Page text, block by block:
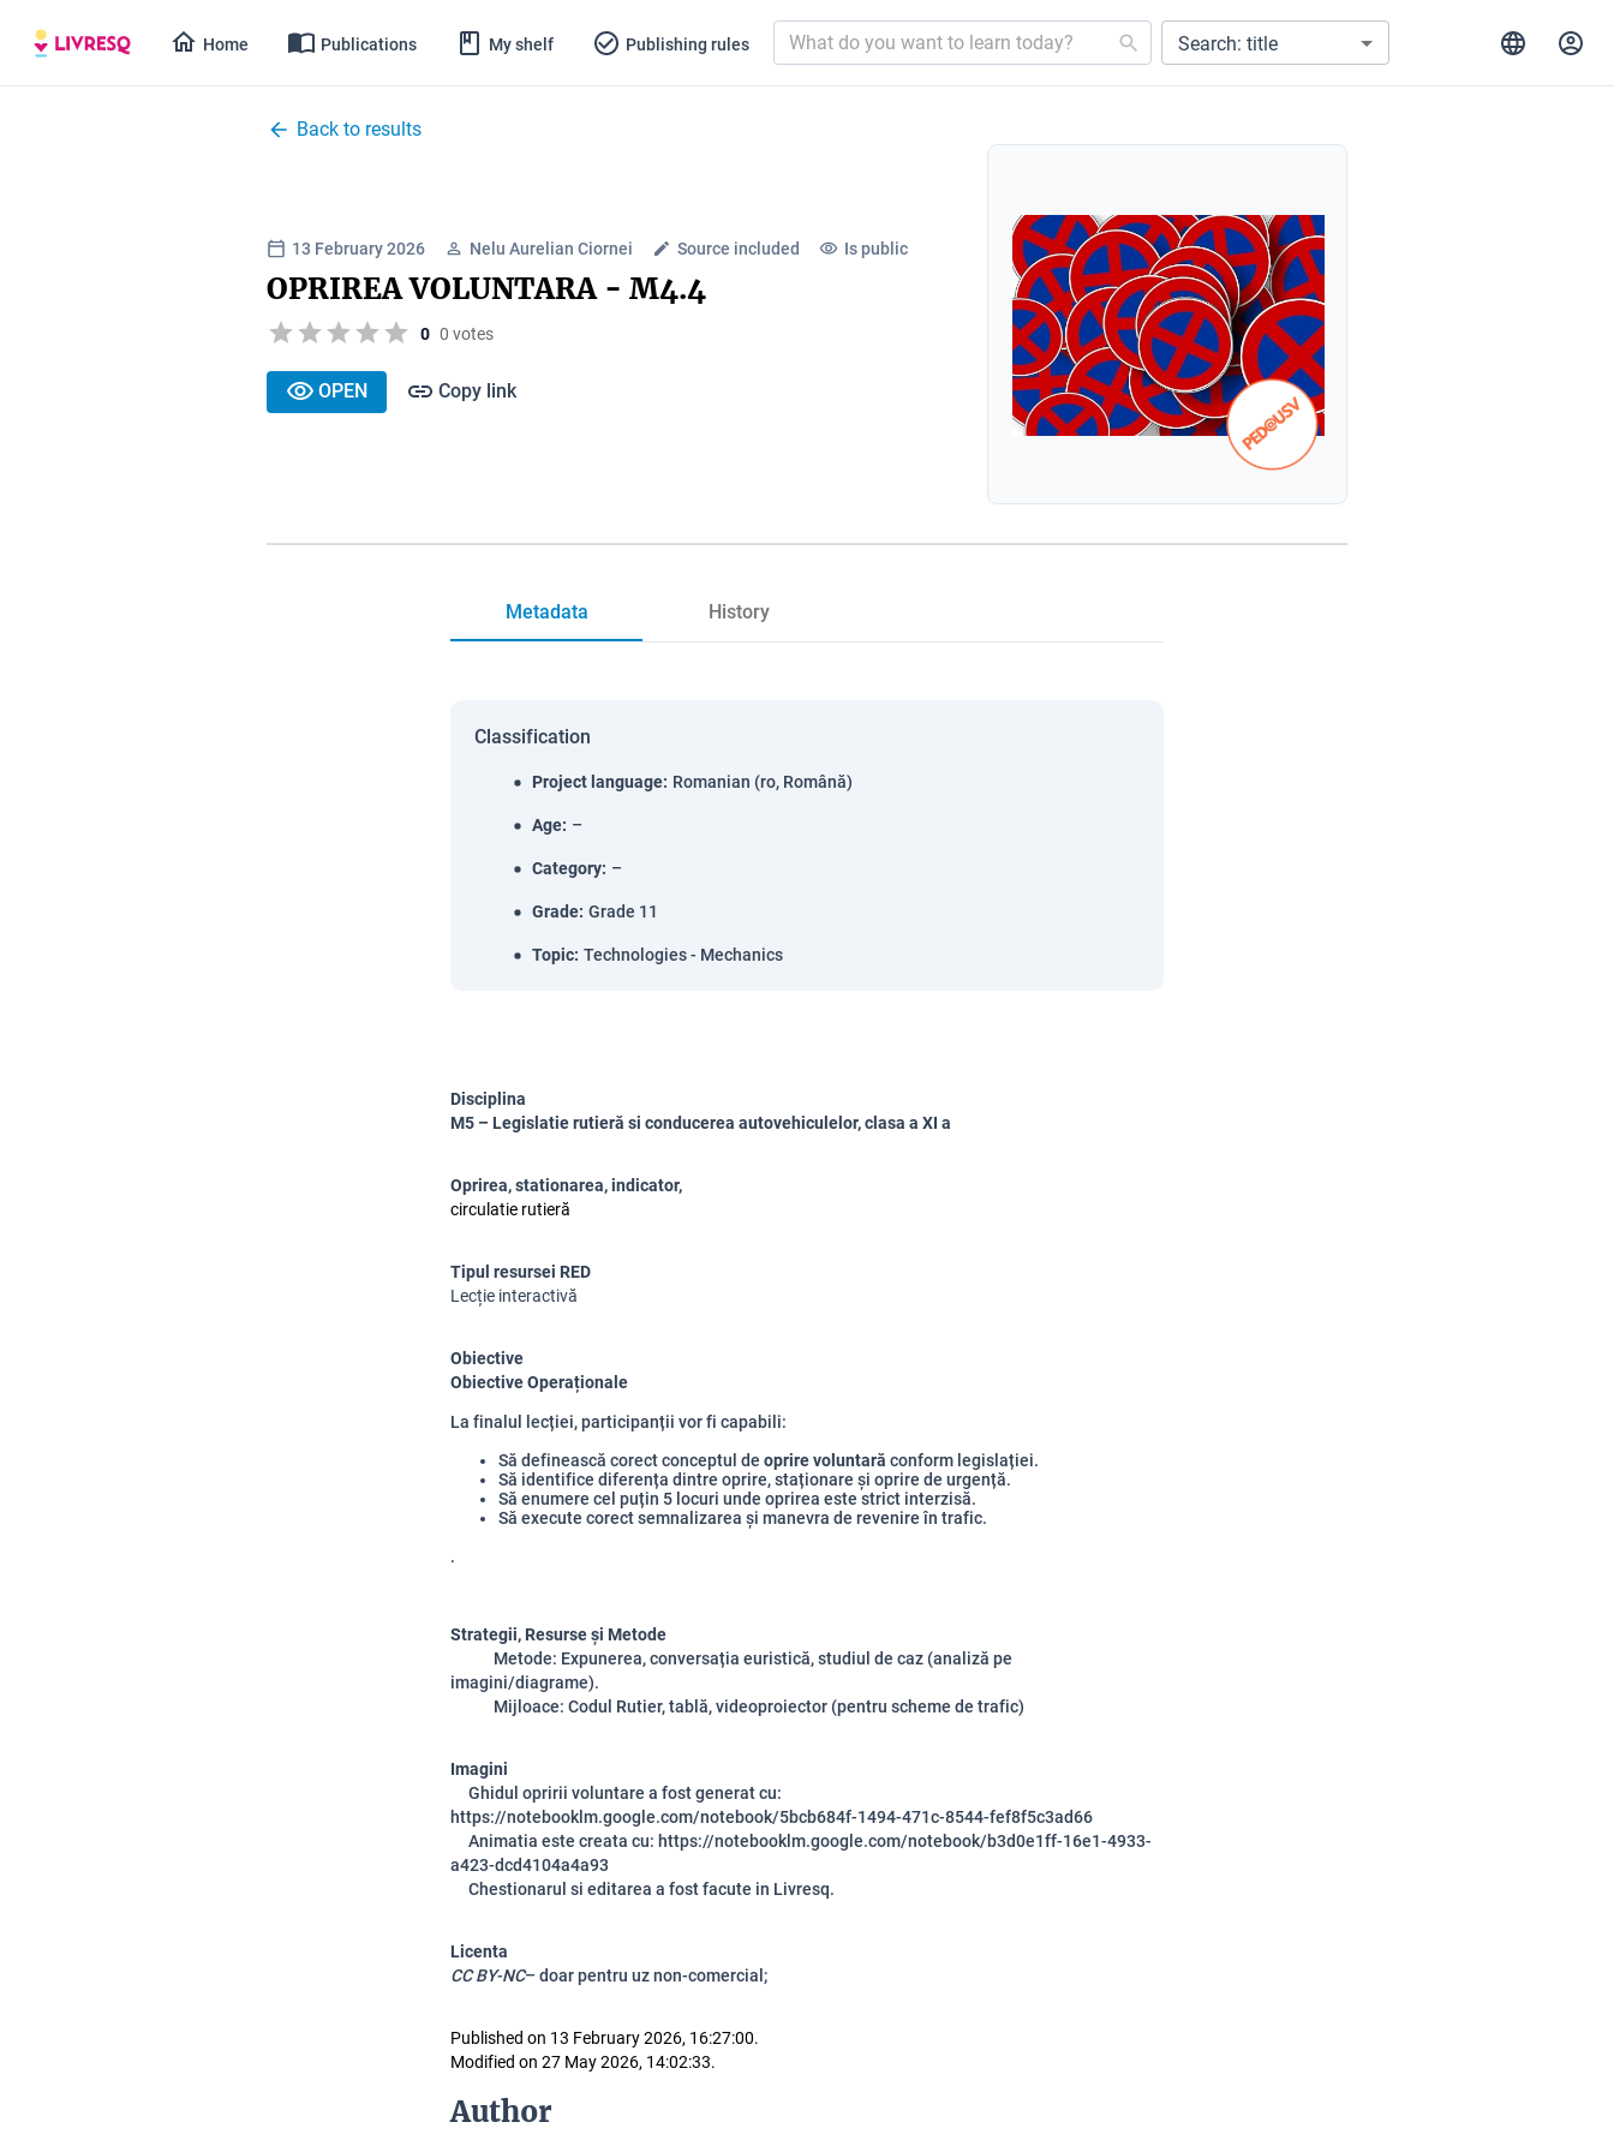
Home Publications My shelf Publishing rules Search: title
Back to results
13 February 2026 Nelu Aurelian Ciornei Source included Is public
OPRIREA VOLUNTARA - M4.4
0 0 votes
OPEN Copy link
Metadata History
Classification
Project language: Romanian (ro, Română)
Age: –
Category: –
Grade: Grade 11
Topic: Technologies - Mechanics
Disciplina
M5 – Legislatie rutieră si conducerea autovehiculelor, clasa a XI a
Oprirea, stationarea, indicator,
circulatie rutieră
Tipul resursei RED
Lecție interactivă
Obiective
Obiective Operaționale
La finalul lecției, participanții vor fi capabili:
Să definească corect conceptul de oprire voluntară conform legislației.
Să identifice diferența dintre oprire, staționare și oprire de urgență.
Să enumere cel puțin 5 locuri unde oprirea este strict interzisă.
Să execute corect semnalizarea și manevra de revenire în trafic.
.
Strategii, Resurse și Metode
Metode: Expunerea, conversația euristică, studiul de caz (analiză pe
imagini/diagrame).
Mijloace: Codul Rutier, tablă, videoproiector (pentru scheme de trafic)
Imagini
Ghidul opririi voluntare a fost generat cu:
https://notebooklm.google.com/notebook/5bcb684f-1494-471c-8544-fef8f5c3ad66
Animatia este creata cu: https://notebooklm.google.com/notebook/b3d0e1ff-16e1-4933-
a423-dcd4104a4a93
Chestionarul si editarea a fost facute in Livresq.
Licenta
CC BY-NC– doar pentru uz non-comercial;
Published on 13 February 2026, 16:27:00.
Modified on 27 May 2026, 14:02:33.
Author